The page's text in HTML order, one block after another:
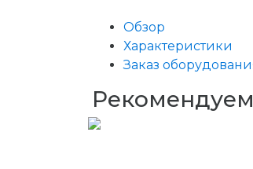
Обзор
Характеристики
Заказ